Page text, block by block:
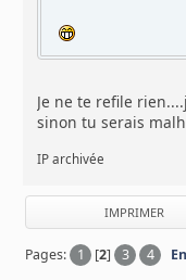
Je ne te refile
sinon tu serais
IP archivée
IMPRIMER
Pages: 1 [2] 3 4